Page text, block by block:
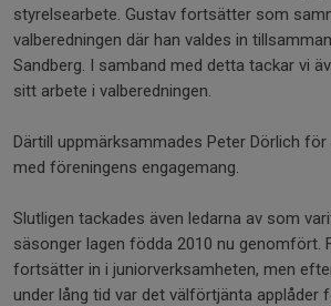
styrelsearbete. Gustav fortsätter som
valberedningen där han valdes in
Sandberg. I samband med detta tackar vi
sitt arbete i valberedningen.
Därtill uppmärksammades Peter Dörlich
med föreningens engagemang.
Slutligen tackades även ledarna av som
säsonger lagen födda 2010 nu genomfört.
fortsätter in i juniorverksamheten, men
under lång tid var det välförtjänta applåder